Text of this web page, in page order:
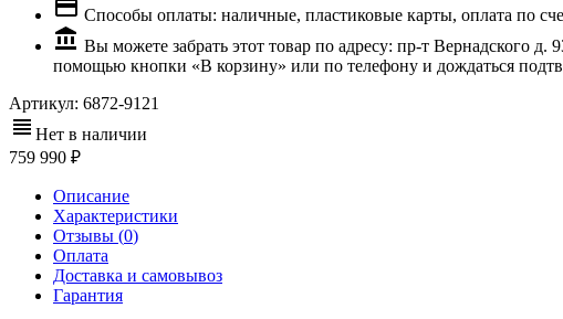
Способы оплаты: наличные, пластиковые карты, оплата по
Вы можете забрать этот товар по адресу: пр-т Вернадского д.
помощью кнопки «В корзину» или по телефону и дождаться
Артикул: 6872-9121
Нет в наличии
759 990
Описание
Характеристики
Отзывы (0)
Оплата
Доставка и самовывоз
Гарантия